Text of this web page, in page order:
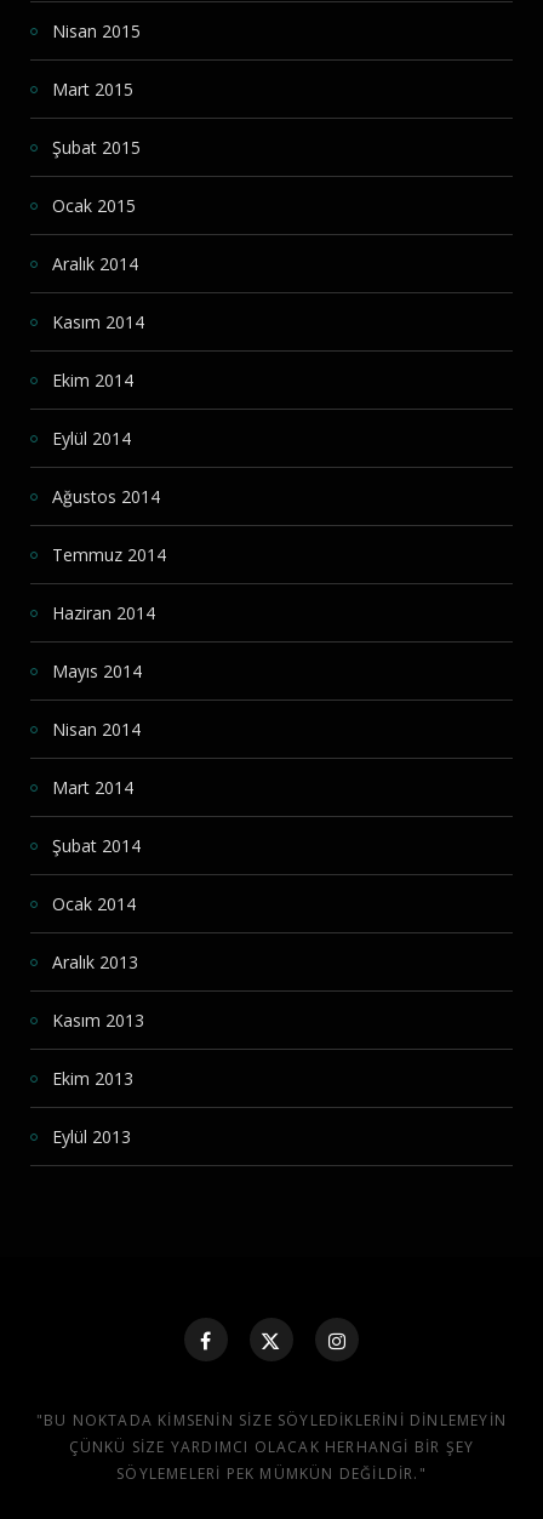
Nisan 2015
Mart 2015
Şubat 2015
Ocak 2015
Aralık 2014
Kasım 2014
Ekim 2014
Eylül 2014
Ağustos 2014
Temmuz 2014
Haziran 2014
Mayıs 2014
Nisan 2014
Mart 2014
Şubat 2014
Ocak 2014
Aralık 2013
Kasım 2013
Ekim 2013
Eylül 2013
"BU NOKTADA KIMSENIN SIZE SÖYLEDIKLERINI DINLEMEYIN
ÇÜNKÜ SIZE YARDIMCI OLACAK HERHANGI BIR ŞEY
SÖYLEMELERI PEK MÜMKÜN DEĞILDIR."